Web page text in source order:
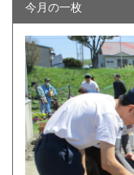
今月の一枚